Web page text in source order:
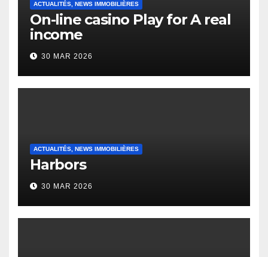
ACTUALITÉS, NEWS IMMOBILIÈRES
On-line casino Play for A real
income
30 MAR 2026
ACTUALITÉS, NEWS IMMOBILIÈRES
Harbors
30 MAR 2026